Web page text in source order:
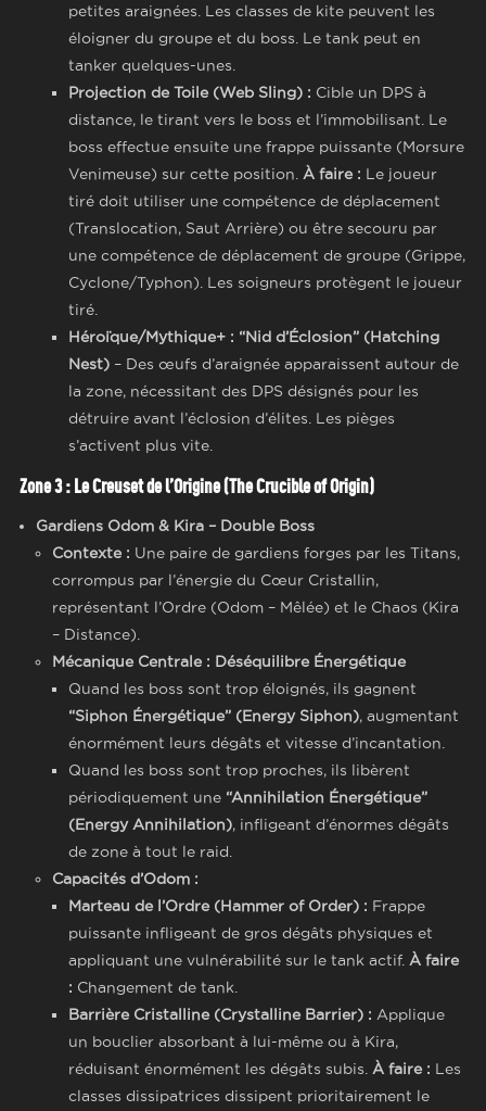
petites araignées. Les classes de kite peuvent les
éloigner du groupe et du boss. Le tank peut en
tanker quelques-unes.
Projection de Toile (Web Sling) : Cible un DPS à
distance, le tirant vers le boss et l’immobilisant. Le
boss effectue ensuite une frappe puissante (Morsure
Venimeuse) sur cette position. À faire : Le joueur
tiré doit utiliser une compétence de déplacement
(Translocation, Saut Arrière) ou être secouru par
une compétence de déplacement de groupe (Grippe,
Cyclone/Typhon). Les soigneurs protègent le joueur
tiré.
Héroïque/Mythique+ : “Nid d’Éclosion” (Hatching
Nest)– Des œufs d’araignée apparaissent autour de
la zone, nécessitant des DPS désignés pour les
détruire avant l’éclosion d’élites. Les pièges
s’activent plus vite.
Zone 3 : Le Creuset de l’Origine (The Crucible of Origin)
Gardiens Odom & Kira – Double Boss
Contexte : Une paire de gardiens forges par les Titans,
corrompus par l’énergie du Cœur Cristallin,
représentant l’Ordre (Odom – Mêlée) et le Chaos (Kira
– Distance).
Mécanique Centrale : Déséquilibre Énergétique
Quand les boss sont trop éloignés, ils gagnent
“Siphon Énergétique” (Energy Siphon), augmentant
énormément leurs dégâts et vitesse d’incantation.
Quand les boss sont trop proches, ils libèrent
périodiquement une “Annihilation Énergétique”
(Energy Annihilation), infligeant d’énormes dégâts
de zone à tout le raid.
Capacités d’Odom :
Marteau de l’Ordre (Hammer of Order) : Frappe
puissante infligeant de gros dégâts physiques et
appliquant une vulnérabilité sur le tank actif. À faire
: Changement de tank.
Barrière Cristalline (Crystalline Barrier) : Applique
un bouclier absorbant à lui-même ou à Kira,
réduisant énormément les dégâts subis. À faire : Les
classes dissipatrices dissipent prioritairement le